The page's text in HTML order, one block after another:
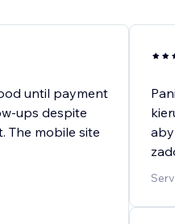
until payment
ups despite
The mobile site